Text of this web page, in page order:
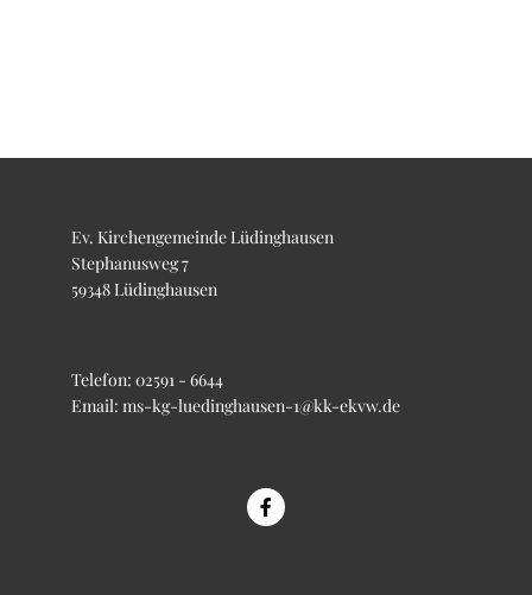
Ev. Kirchengemeinde Lüdinghausen
Stephanusweg 7
59348 Lüdinghausen
Telefon: 02591 - 6644
Email: ms-kg-luedinghausen-1@kk-ekvw.de